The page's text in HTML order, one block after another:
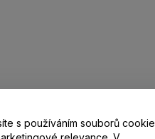
s používáním souborů cookie